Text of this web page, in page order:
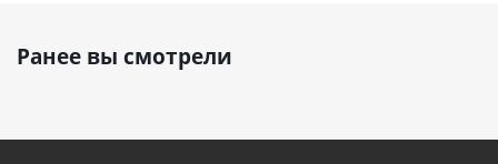
Ранее вы смотрели